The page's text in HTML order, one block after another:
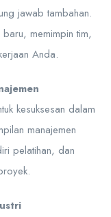
jawab tambahan.
memimpin tim,
Anda.
kesuksesan dalam
manajemen
pelatihan, dan